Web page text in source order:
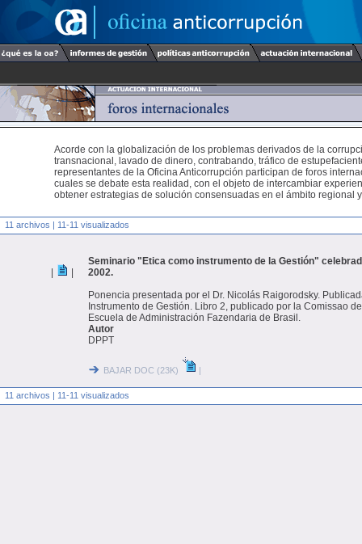
Acorde con la globalización de los problemas derivados de la
transnacional, lavado de dinero, contrabando, tráfico de
representantes de la Oficina Anticorrupción participan de foros
cuales se debate esta realidad, con el objeto de intercambiar
obtener estrategias de solución consensuadas en el ámbito regional
11 archivos | 11-11 visualizados
Seminario "Etica como instrumento de la Gestión"
2002.
Ponencia presentada por el Dr. Nicolás Raigorodsky.
Instrumento de Gestión. Libro 2, publicado por la Comissao
Escuela de Administración Fazendaria de Brasil.
Autor
DPPT
BAJAR DOC (23K) |
11 archivos | 11-11 visualizados